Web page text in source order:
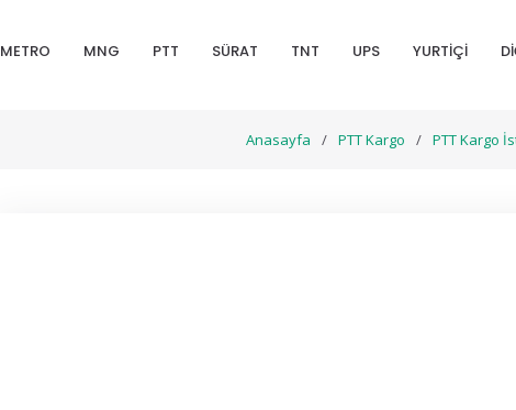
METRO MNG PTT SÜRAT TNT UPS YURTİÇİ
Anasayfa PTT Kargo PTT Kargo